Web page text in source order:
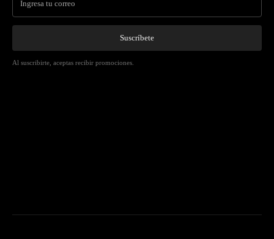
Suscríbete
Al suscribirte, aceptas recibir promociones.